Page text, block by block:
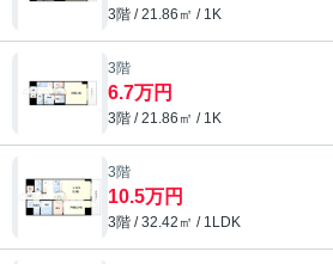
3階 / 21.86㎡ / 1K
3階
6.7万円
3階 / 21.86㎡ / 1K
3階
10.5万円
3階 / 32.42㎡ / 1LDK